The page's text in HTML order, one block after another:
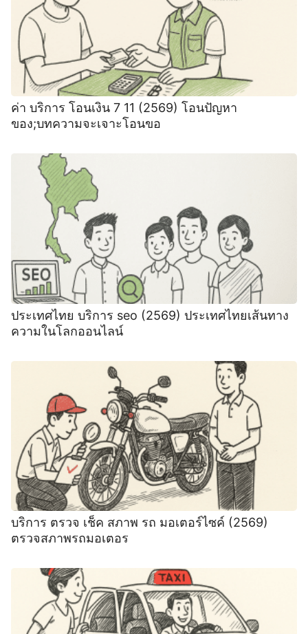
ค่า บริการ โอนเงิน 7 11 (2569) โอนปัญหา
ของ;บทความจะเจาะโอนขอ
ประเทศไทย บริการ seo (2569) ประเทศไทยเส้นทาง
ความในโลกออนไลน์
บริการ ตรวจ เช็ค สภาพ รถ มอเตอร์ไซค์ (2569)
ตรวจสภาพรถมอเตอร